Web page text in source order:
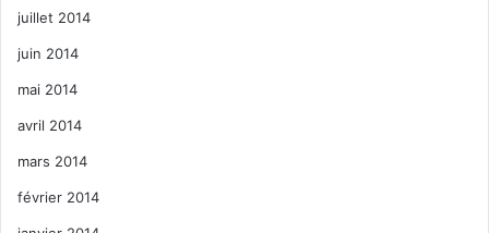
juillet 2014
juin 2014
mai 2014
avril 2014
mars 2014
février 2014